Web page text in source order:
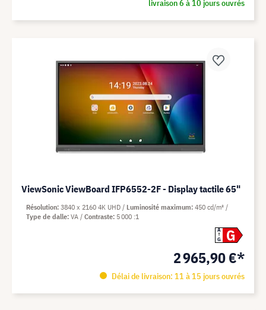
livraison 6 à 10 jours ouvrés
ViewSonic ViewBoard IFP6552-2F - Display tactile 65"
A
G
G
2 965,90 €*
Délai de livraison: 11 à 15 jours ouvrés
Résolution 3840 x 2160 4K UHD Luminosité maximum 450 cd/m²
Type de dalle VA Contraste 5 000 :1